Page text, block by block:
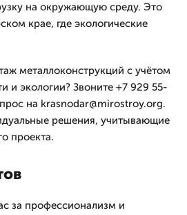
на окружающую среду. Это
крае, где экологические
металлоконструкций с учётом
и экологии? Звоните +7 929 55-
на krasnodar@mirostroy.org.
решения, учитывающие
проекта.
за профессионализм и